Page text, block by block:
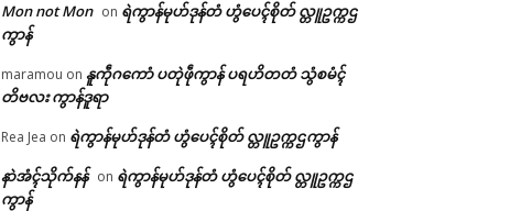
Mon not Mon on ရဲကွာန်မုဟ်ဒုန်တံ ဟွံပေၚ်စိုတ် လ္တူဥက္ကဌ
ကွာန်
maramou on နူကဵုဂကောံ ပတုဲဖဵုကွာန် ပရဟိတတံ သွံစမံၚ်
တိဗလး ကွာန်ဒူရာ
Rea Jea on ရဲကွာန်မုဟ်ဒုန်တံ ဟွံပေၚ်စိုတ် လ္တူဥက္ကဌကွာန်
နာဲအံၚ်သိုက်နန် on ရဲကွာန်မုဟ်ဒုန်တံ ဟွံပေၚ်စိုတ် လ္တူဥက္ကဌ
ကွာန်